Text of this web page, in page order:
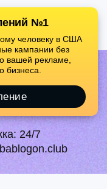
№1
человеку в США
кампании без
вашей рекламе,
бизнеса.
24/7